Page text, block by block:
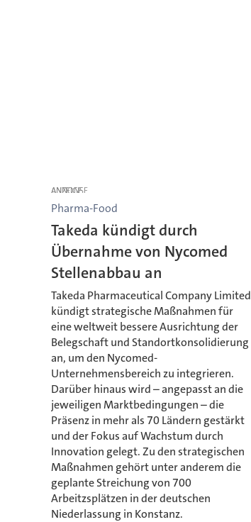
ANZEIGE
Pharma-Food
Takeda kündigt durch
Übernahme von Nycomed
Stellenabbau an
Takeda Pharmaceutical Company Limited
kündigt strategische Maßnahmen für
eine weltweit bessere Ausrichtung der
Belegschaft und Standortkonsolidierung
an, um den Nycomed-
Unternehmensbereich zu integrieren.
Darüber hinaus wird – angepasst an die
jeweiligen Marktbedingungen – die
Präsenz in mehr als 70 Ländern gestärkt
und der Fokus auf Wachstum durch
Innovation gelegt. Zu den strategischen
Maßnahmen gehört unter anderem die
geplante Streichung von 700
Arbeitzsplätzen in der deutschen
Niederlassung in Konstanz.